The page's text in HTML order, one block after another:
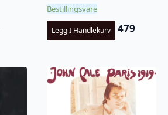
Bestillingsvare
Legg I Handlekurv 479